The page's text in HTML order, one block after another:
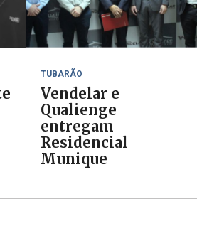
TUBARÃO
Vendelar e
Qualienge
entregam
Residencial
Munique